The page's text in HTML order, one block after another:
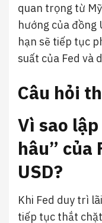
quan trọng từ
hướng của đồng
hạn sẽ tiếp tục
suất của Fed và
Câu hỏi
Vì sao
hâu” của
USD?
Khi Fed duy trì
tiếp tục thắt